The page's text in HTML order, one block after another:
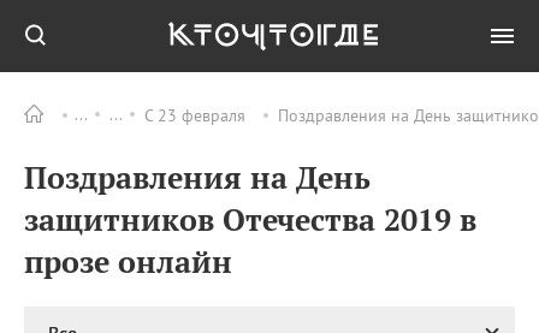
С 23 февраля Поздравления на День
Поздравления на День
защитников Отечества 2019 в
прозе онлайн
ПРАЗДНИКИ Все
06.08
Преображение
Господне у западных
христиан